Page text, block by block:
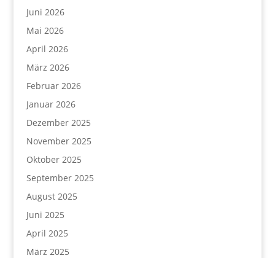
Juni 2026
Mai 2026
April 2026
März 2026
Februar 2026
Januar 2026
Dezember 2025
November 2025
Oktober 2025
September 2025
August 2025
Juni 2025
April 2025
März 2025